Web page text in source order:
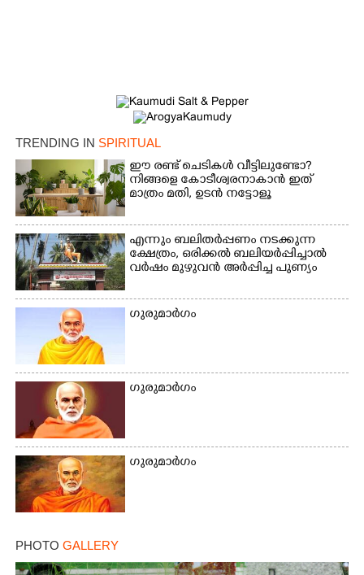
TRENDING IN SPIRITUAL
ഈ രണ്ട് ചെടികൾ വീട്ടിലുണ്ടോ?​
നിങ്ങളെ കോടീശ്വരനാകാൻ ഇത്
മാത്രം മതി,​ ഉടൻ നട്ടോളൂ
എന്നും ബലിതർപ്പണം നടക്കുന്ന
ക്ഷേത്രം,​ ഒരിക്കൽ ബലിയർപ്പിച്ചാൽ
വർഷം മുഴുവൻ അർപ്പിച്ച പുണ്യം
ഗുരുമാർഗം
ഗുരുമാർഗം
ഗുരുമാർഗം
PHOTO GALLERY
Share this link